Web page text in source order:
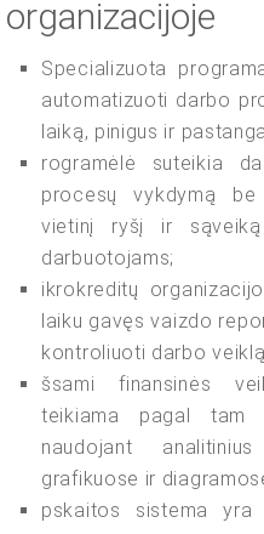
organizacijoje
Specializuota
automatizuoti darbo
laiką, pinigus ir
rogramėlė suteikia
procesų vykdymą be
vietinį ryšį ir sąveiką
darbuotojams;
ikrokreditų
laiku gavęs vaizdo
kontroliuoti darbo
šsami finansinės
teikiama pagal tam
naudojant
grafikuose ir
pskaitos sistema